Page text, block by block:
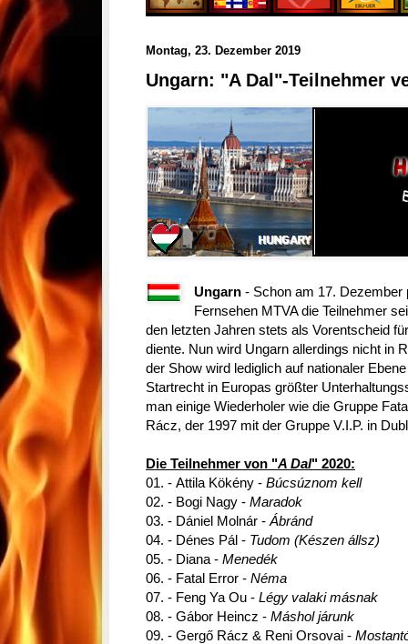
Montag, 23. Dezember 2019
Ungarn: "A Dal"-Teilnehmer
Ungarn- Schon am 17. Dezember
Fernsehen MTVA die Teilnehmer
den letzten Jahren stets als Vorentscheid
diente. Nun wird Ungarn allerdings nicht in
der Show wird lediglich auf nationaler
Startrecht in Europas größter
man einige Wiederholer wie die Gruppe
Rácz, der 1997 mit der Gruppe V.I.P. in
Die Teilnehmer von "A Dal" 2020:
01. - Attila Kökény - Búcsúznom kell
02. - Bogi Nagy - Maradok
03. - Dániel Molnár - Ábránd
04. - Dénes Pál - Tudom (Készen állsz)
05. - Diana - Menedék
06. - Fatal Error - Néma
07. - Feng Ya Ou - Légy valaki másnak
08. - Gábor Heincz - Máshol járunk
09. - Gergő Rácz & Reni Orsovai -